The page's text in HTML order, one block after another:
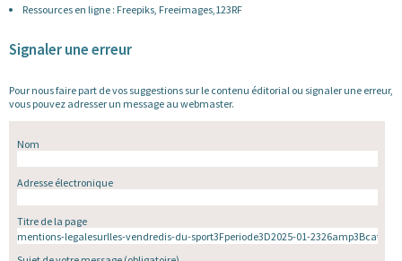
Ressources en ligne : Freepiks, Freeimages,123RF
Signaler une erreur
Pour nous faire part de vos suggestions sur le contenu éditorial ou signaler une erreur,
vous pouvez adresser un message au webmaster.
Nom
Adresse électronique
Titre de la page